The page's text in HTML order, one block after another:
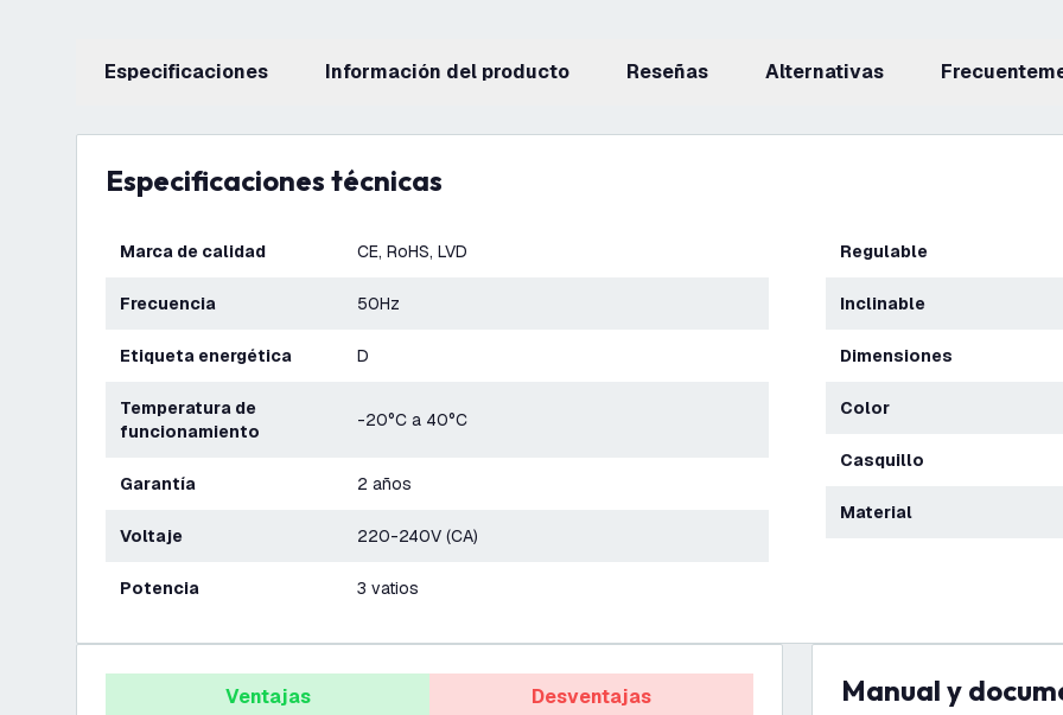
Especificaciones información del producto reseñas Alternativas
Especificaciones técnicas
Marca de calidad CE, RoHS, LVD
Frecuencia 50Hz
Etiqueta energética D
Temperatura de
funcionamiento
-20°C a 40°C
Garantía 2 años
Voltaje 220-240V (CA)
Potencia 3 vatios
Regulable
Inclinable
Dimensiones
Color
Casquillo
Material
Ventajas Desventajas Manual y